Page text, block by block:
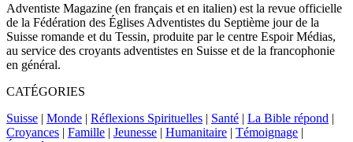
Adventiste Magazine (en français et en italien) est la revue officielle
de la Fédération des Églises Adventistes du Septième jour de la
Suisse romande et du Tessin, produite par le centre Espoir Médias,
au service des croyants adventistes en Suisse et de la francophonie
en général.
CATÉGORIES
Suisse | Monde | Réflexions Spirituelles | Santé | La Bible répond |
Croyances | Famille | Jeunesse | Humanitaire | Témoignage |